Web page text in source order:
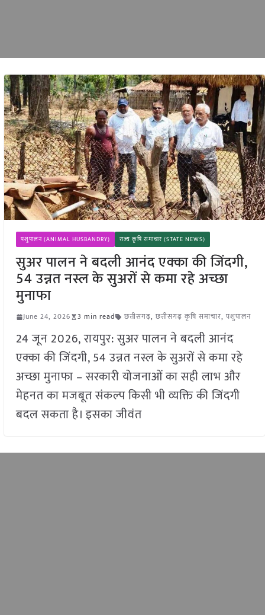
पशुपालन (ANIMAL HUSBANDRY) राज्य कृषि समाचार (STATE NEWS)
सुअर पालन ने बदली आनंद एक्का की जिंदगी,
54 उन्नत नस्ल के सुअरों से कमा रहे अच्छा
मुनाफा
June 24, 2026 3 min read छत्तीसगढ़, छत्तीसगढ़ कृषि समाचार, पशुपालन
24 जून 2026, रायपुर: सुअर पालन ने बदली आनंद
एक्का की जिंदगी, 54 उन्नत नस्ल के सुअरों से कमा रहे
अच्छा मुनाफा – सरकारी योजनाओं का सही लाभ और
मेहनत का मजबूत संकल्प किसी भी व्यक्ति की जिंदगी
बदल सकता है। इसका जीवंत